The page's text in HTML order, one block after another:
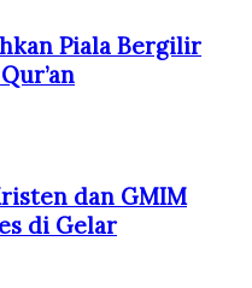
Piala Bergilir
dan GMIM
di Gelar